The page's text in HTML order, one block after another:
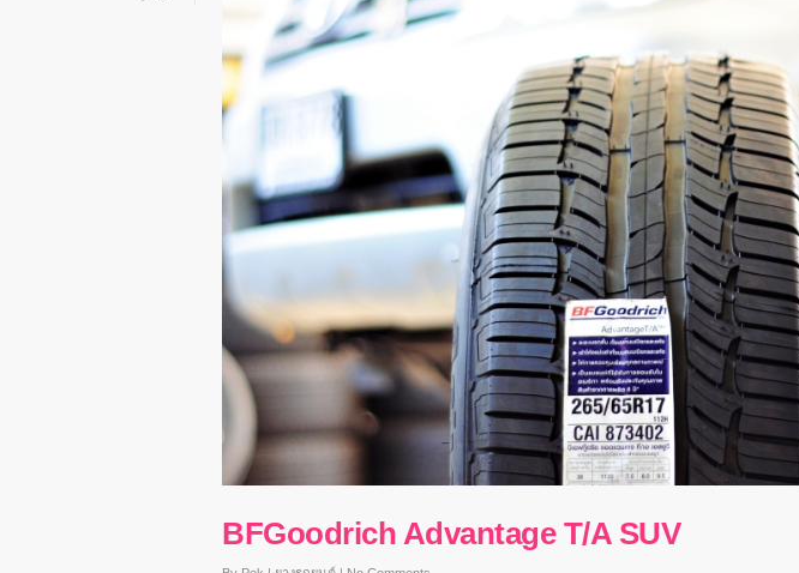
BFGoodrich Advantage T/A SUV